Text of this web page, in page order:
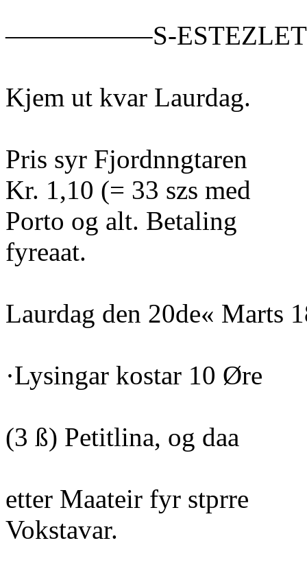
—————–S-
Kjem ut kvar Laurdag.
Pris syr Fjordnngtaren
Kr. 1,10 (= 33 szs med
Porto og alt. Betaling
fyreaat.
Laurdag den 20de« Marts
·Lysingar kostar 10 Øre
(3 ß) Petitlina, og daa
etter Maateir fyr stprre
Vokstavar.